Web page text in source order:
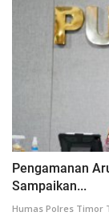
Pengamanan
Sampaikan...
Humas Polres Timor